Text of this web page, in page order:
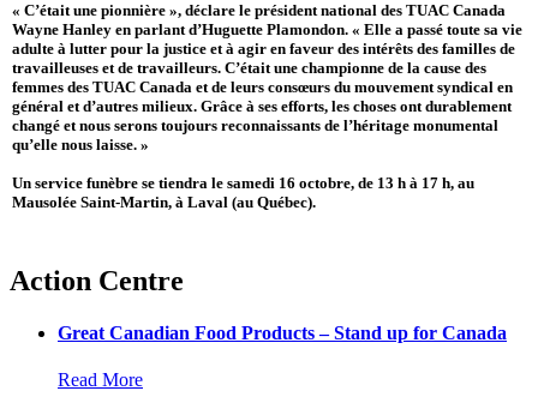
« C’était une pionnière », déclare le président national des TUAC Canada
Wayne Hanley en parlant d’Huguette Plamondon. « Elle a passé toute sa vie
adulte à lutter pour la justice et à agir en faveur des intérêts des familles de
travailleuses et de travailleurs. C’était une championne de la cause des
femmes des TUAC Canada et de leurs consœurs du mouvement syndical en
général et d’autres milieux. Grâce à ses efforts, les choses ont durablement
changé et nous serons toujours reconnaissants de l’héritage monumental
qu’elle nous laisse. »
Un service funèbre se tiendra le samedi 16 octobre, de 13 h à 17 h, au
Mausolée Saint-Martin, à Laval (au Québec).
Action Centre
Great Canadian Food Products – Stand up for Canada
Read More